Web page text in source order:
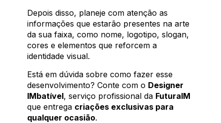
Depois disso, planeje com atenção as
informações que estarão presentes na arte
da sua faixa, como nome, logotipo, slogan,
cores e elementos que reforcem a
identidade visual.
Está em dúvida sobre como fazer esse
desenvolvimento? Conte com o Designer
IMbatível, serviço profissional da FuturaIM
que entrega criações exclusivas para
qualquer ocasião.